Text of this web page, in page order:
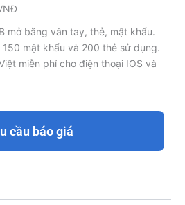
mở bằng vân tay, thẻ, mật khẩu.
mật khẩu và 200 thẻ sử dụng.
miễn phí cho điện thoại IOS và
cầu báo giá